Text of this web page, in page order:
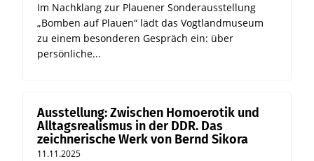
Im Nachklang zur Plauener Sonderausstellung
„Bomben auf Plauen“ lädt das Vogtlandmuseum
zu einem besonderen Gespräch ein: über
persönliche...
Ausstellung: Zwischen Homoerotik und
Alltagsrealismus in der DDR. Das
zeichnerische Werk von Bernd Sikora
11.11.2025